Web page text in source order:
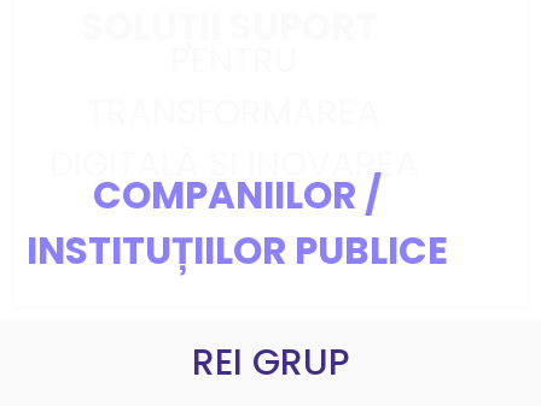
DIGITALĂ ȘI INOVAREA
COMPANIILOR /
INSTITUȚIILOR PUBLICE
REI GRUP